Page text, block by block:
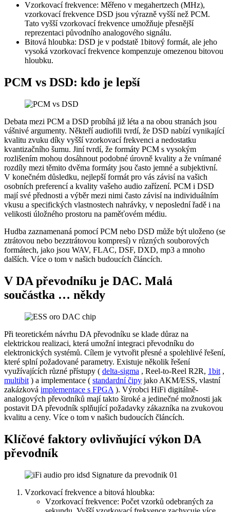
Vzorkovací frekvence: Měřeno v megahertzech (MHz),
vzorkovací frekvence DSD jsou výrazně vyšší než PCM.
Tato vyšší vzorkovací frekvence umožňuje přesnější
reprezentaci původního analogového signálu.
Bitová hloubka: DSD je v podstatě 1bitový formát, ale jeho
vysoká vzorkovací frekvence kompenzuje omezenou bitovou
hloubku.
PCM vs DSD: kdo je lepší
Debata mezi PCM a DSD probíhá již léta a na obou stranách jsou
vášnivé argumenty. Někteří audiofili tvrdí, že DSD nabízí vynikající
kvalitu zvuku díky vyšší vzorkovací frekvenci a nedostatku
kvantizačního šumu. Jiní tvrdí, že formáty PCM s vysokým
rozlišením mohou dosáhnout podobné úrovně kvality a že vnímané
rozdíly mezi těmito dvěma formáty jsou často jemné a subjektivní.
V konečném důsledku, nejlepší formát pro vás závisí na vašich
osobních preferencí a kvality vašeho audio zařízení. PCM i DSD
mají své přednosti a výběr mezi nimi často závisí na individuálním
vkusu a specifických vlastnostech nahrávky, v neposlední řadě i na
velikosti úložného prostoru na paměťovém médiu.
Hudba zaznamenaná pomocí PCM nebo DSD může být uloženo (se
ztrátovou nebo bezztrátovou kompresí) v různých souborových
formátech, jako jsou WAV, FLAC, DSF, DXD, mp3 a mnoho
dalších. Více o tom v našich budoucích článcích.
V DA převodníku je DAC. Malá
součástka … někdy
Při teoretickém návrhu DA převodníku se klade důraz na
elektrickou realizaci, která umožní integraci převodníku do
elektronických systémů. Cílem je vytvořit přesné a spolehlivé řešení,
které splní požadované parametry. Existuje několik řešení
využívajících různé přístupy ( delta-sigma , Reel-to-Reel R2R, 1bit ,
multibit ) a implementace ( standardní čipy jako AKM/ESS, vlastní
zakázková implementace s FPGA ). Výrobci HiFi digitálně-
analogových převodníků mají takto široké a jedinečné možnosti jak
postavit DA převodník splňující požadavky zákazníka na zvukovou
kvalitu a ceny. Více o tom v našich budoucích článcích.
Klíčové faktory ovlivňující výkon DA
převodník
Vzorkovací frekvence a bitová hloubka:
Vzorkovací frekvence: Počet vzorků odebraných za